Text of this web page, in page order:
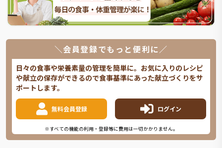
＼会員登録でもっと便利に／
日々の食事や栄養素量の管理を簡単に。お気に入りのレシピ
や献立の保存ができるので食事基準にあった献立づくりをサ
ポートします。
無料会員登録 ログイン
※すべての機能の利用・登録等に費用は一切かかりません。